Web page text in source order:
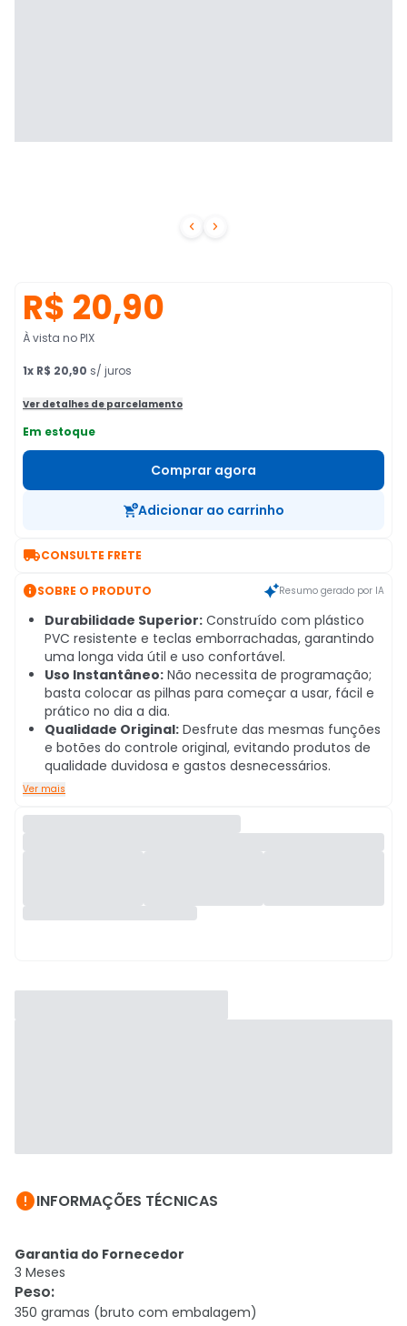
 
R$ 20,90
À vista no PIX
1x R$ 20,90 s/ juros
Ver detalhes de parcelamento
Em estoque
Comprar agora
Adicionar ao carrinho
CONSULTE FRETE
SOBRE O PRODUTO Resumo gerado por IA
Durabilidade Superior: Construído com plástico
PVC resistente e teclas emborrachadas, garantindo
uma longa vida útil e uso confortável.
Uso Instantâneo: Não necessita de programação;
basta colocar as pilhas para começar a usar, fácil e
prático no dia a dia.
Qualidade Original: Desfrute das mesmas funções
e botões do controle original, evitando produtos de
qualidade duvidosa e gastos desnecessários.
Ver mais
INFORMAÇÕES TÉCNICAS
Garantia do Fornecedor
3 Meses
Peso:
350 gramas (bruto com embalagem)